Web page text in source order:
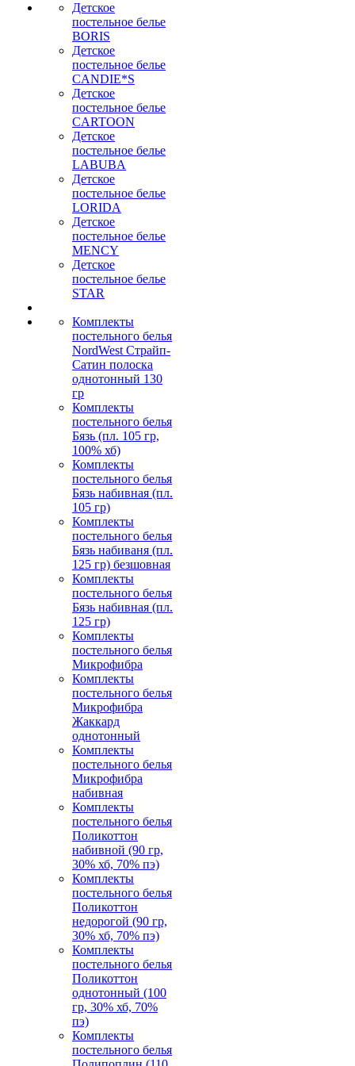
Детское
постельное белье
BORIS
Детское
постельное белье
CANDIE*S
Детское
постельное белье
CARTOON
Детское
постельное белье
LABUBA
Детское
постельное белье
LORIDA
Детское
постельное белье
MENCY
Детское
постельное белье
STAR
Комплекты
постельного белья
NordWest Страйп-
Сатин полоска
однотонный 130
гр
Комплекты
постельного белья
Бязь (пл. 105 гр,
100% хб)
Комплекты
постельного белья
Бязь набивная (пл.
105 гр)
Комплекты
постельного белья
Бязь набиваня (пл.
125 гр) безшовная
Комплекты
постельного белья
Бязь набивная (пл.
125 гр)
Комплекты
постельного белья
Микрофибра
Комплекты
постельного белья
Микрофибра
Жаккард
однотонный
Комплекты
постельного белья
Микрофибра
набивная
Комплекты
постельного белья
Поликоттон
набивной (90 гр,
30% хб, 70% пэ)
Комплекты
постельного белья
Поликоттон
недорогой (90 гр,
30% хб, 70% пэ)
Комплекты
постельного белья
Поликоттон
однотонный (100
гр, 30% хб, 70%
пэ)
Комплекты
постельного белья